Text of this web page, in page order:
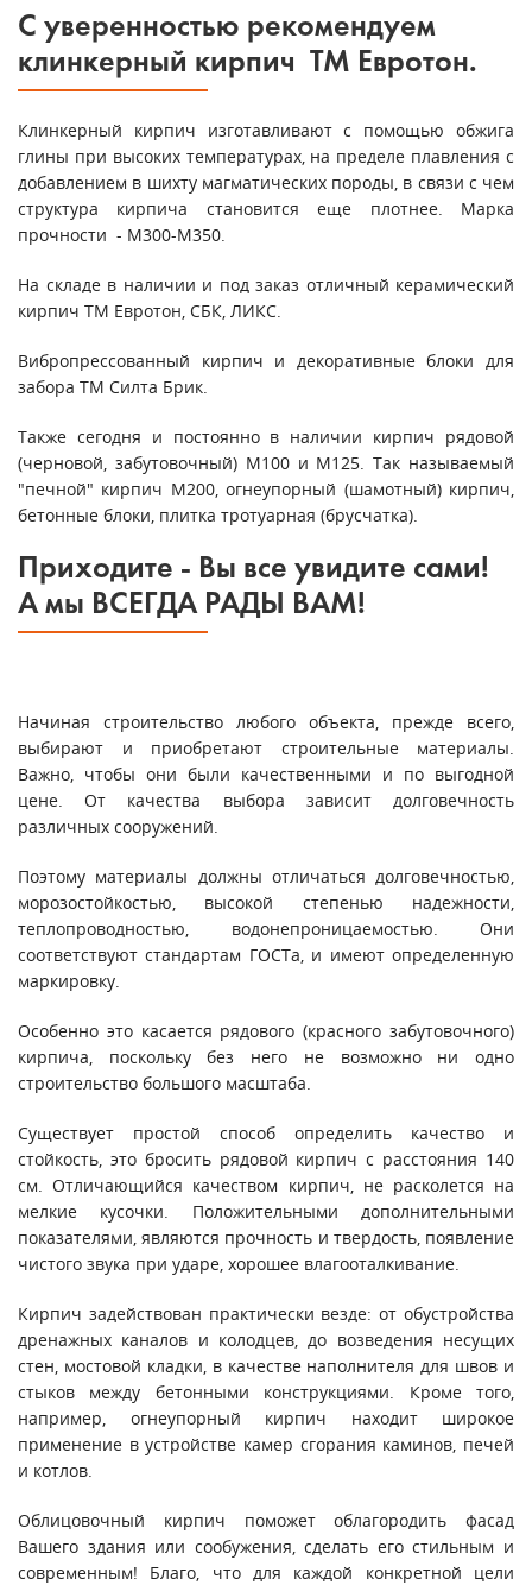
С уверенностью рекомендуем
клинкерный кирпич ТМ Евротон.
Клинкерный кирпич изготавливают с помощью обжига
глины при высоких температурах, на пределе плавления с
добавлением в шихту магматических породы, в связи с чем
структура кирпича становится еще плотнее. Марка
прочности - М300-М350.
На складе в наличии и под заказ отличный керамический
кирпич ТМ Евротон, СБК, ЛИКС.
Вибропрессованный кирпич и декоративные блоки для
забора ТМ Силта Брик.
Также сегодня и постоянно в наличии кирпич рядовой
(черновой, забутовочный) М100 и М125. Так называемый
"печной" кирпич М200, огнеупорный (шамотный) кирпич,
бетонные блоки, плитка тротуарная (брусчатка).
Приходите - Вы все увидите сами!
А мы ВСЕГДА РАДЫ ВАМ!
Начиная строительство любого объекта, прежде всего,
выбирают и приобретают строительные материалы.
Важно, чтобы они были качественными и по выгодной
цене. От качества выбора зависит долговечность
различных сооружений.
Поэтому материалы должны отличаться долговечностью,
морозостойкостью, высокой степенью надежности,
теплопроводностью, водонепроницаемостью. Они
соответствуют стандартам ГОСТа, и имеют определенную
маркировку.
Особенно это касается рядового (красного забутовочного)
кирпича, поскольку без него не возможно ни одно
строительство большого масштаба.
Существует простой способ определить качество и
стойкость, это бросить рядовой кирпич с расстояния 140
см. Отличающийся качеством кирпич, не расколется на
мелкие кусочки. Положительными дополнительными
показателями, являются прочность и твердость, появление
чистого звука при ударе, хорошее влагооталкивание.
Кирпич задействован практически везде: от обустройства
дренажных каналов и колодцев, до возведения несущих
стен, мостовой кладки, в качестве наполнителя для швов и
стыков между бетонными конструкциями. Кроме того,
например, огнеупорный кирпич находит широкое
применение в устройстве камер сгорания каминов, печей
и котлов.
Облицовочный кирпич поможет облагородить фасад
Вашего здания или сообужения, сделать его стильным и
современным! Благо, что для каждой конкретной цели